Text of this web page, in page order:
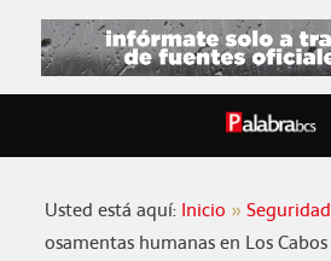
Usted está aquí: Inicio Seguridad
osamentas humanas en Los Cabos